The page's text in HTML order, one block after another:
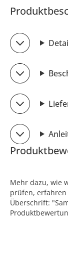
Mehr dazu, wie
prüfen,
Überschrift: